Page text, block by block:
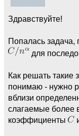
Здравствуйте!
Попалась задача,
для
Как решать такие
понимаю - нужно
вблизи
слагаемые более
коэффициенты